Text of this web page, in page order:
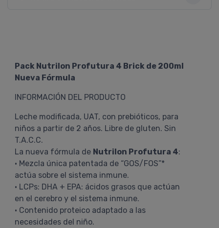
Pack Nutrilon Profutura 4 Brick de 200ml
Nueva Fórmula
INFORMACIÓN DEL PRODUCTO
Leche modificada, UAT, con prebióticos, para
niños a partir de 2 años. Libre de gluten. Sin
T.A.C.C.
La nueva fórmula de Nutrilon Profutura 4:
• Mezcla única patentada de “GOS/FOS”*
actúa sobre el sistema inmune.
• LCPs: DHA + EPA: ácidos grasos que actúan
en el cerebro y el sistema inmune.
• Contenido proteico adaptado a las
necesidades del niño.